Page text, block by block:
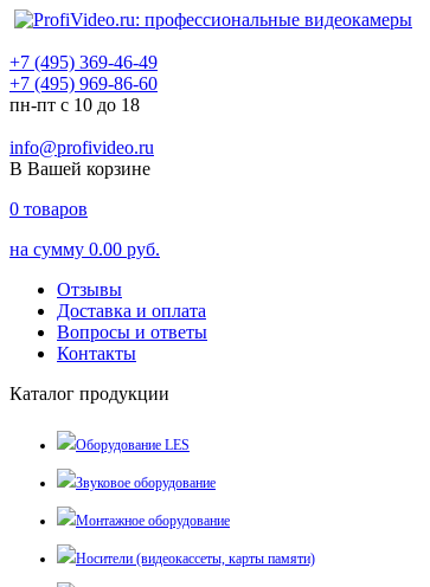
+7 (495) 369-46-49
+7 (495) 969-86-60
пн-пт с 10 до 18
info@profivideo.ru
В Вашей корзине
0 товаров
на сумму 0.00 руб.
Отзывы
Доставка и оплата
Вопросы и ответы
Контакты
Каталог продукции
Оборудование LES
Звуковое оборудование
Монтажное оборудование
Носители (видеокассеты, карты памяти)